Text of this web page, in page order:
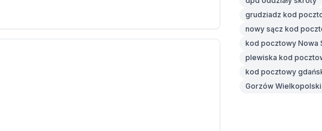
grudziadz kod
nowy sącz kod
kod pocztowy Nowa
plewiska kod
kod pocztowy
Gorzów